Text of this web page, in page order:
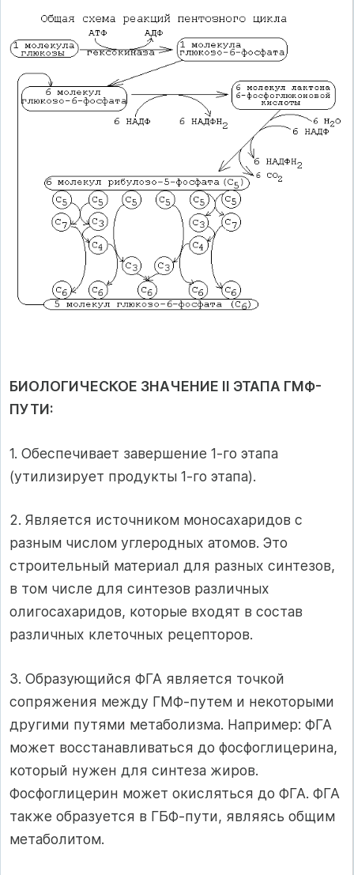
БИОЛОГИЧЕСКОЕ ЗНАЧЕНИЕ II ЭТАПА ГМФ-
ПУТИ:
1. Обеспечивает завершение 1-го этапа
(утилизирует продукты 1-го этапа).
2. Является источником моносахаридов с
разным числом углеродных атомов. Это
строительный материал для разных синтезов,
в том числе для синтезов различных
олигосахаридов, которые входят в состав
различных клеточных рецепторов.
3. Образующийся ФГА является точкой
сопряжения между ГМФ-путем и некоторыми
другими путями метаболизма. Например: ФГА
может восстанавливаться до фосфоглицерина,
который нужен для синтеза жиров.
Фосфоглицерин может окисляться до ФГА. ФГА
также образуется в ГБФ-пути, являясь общим
метаболитом.